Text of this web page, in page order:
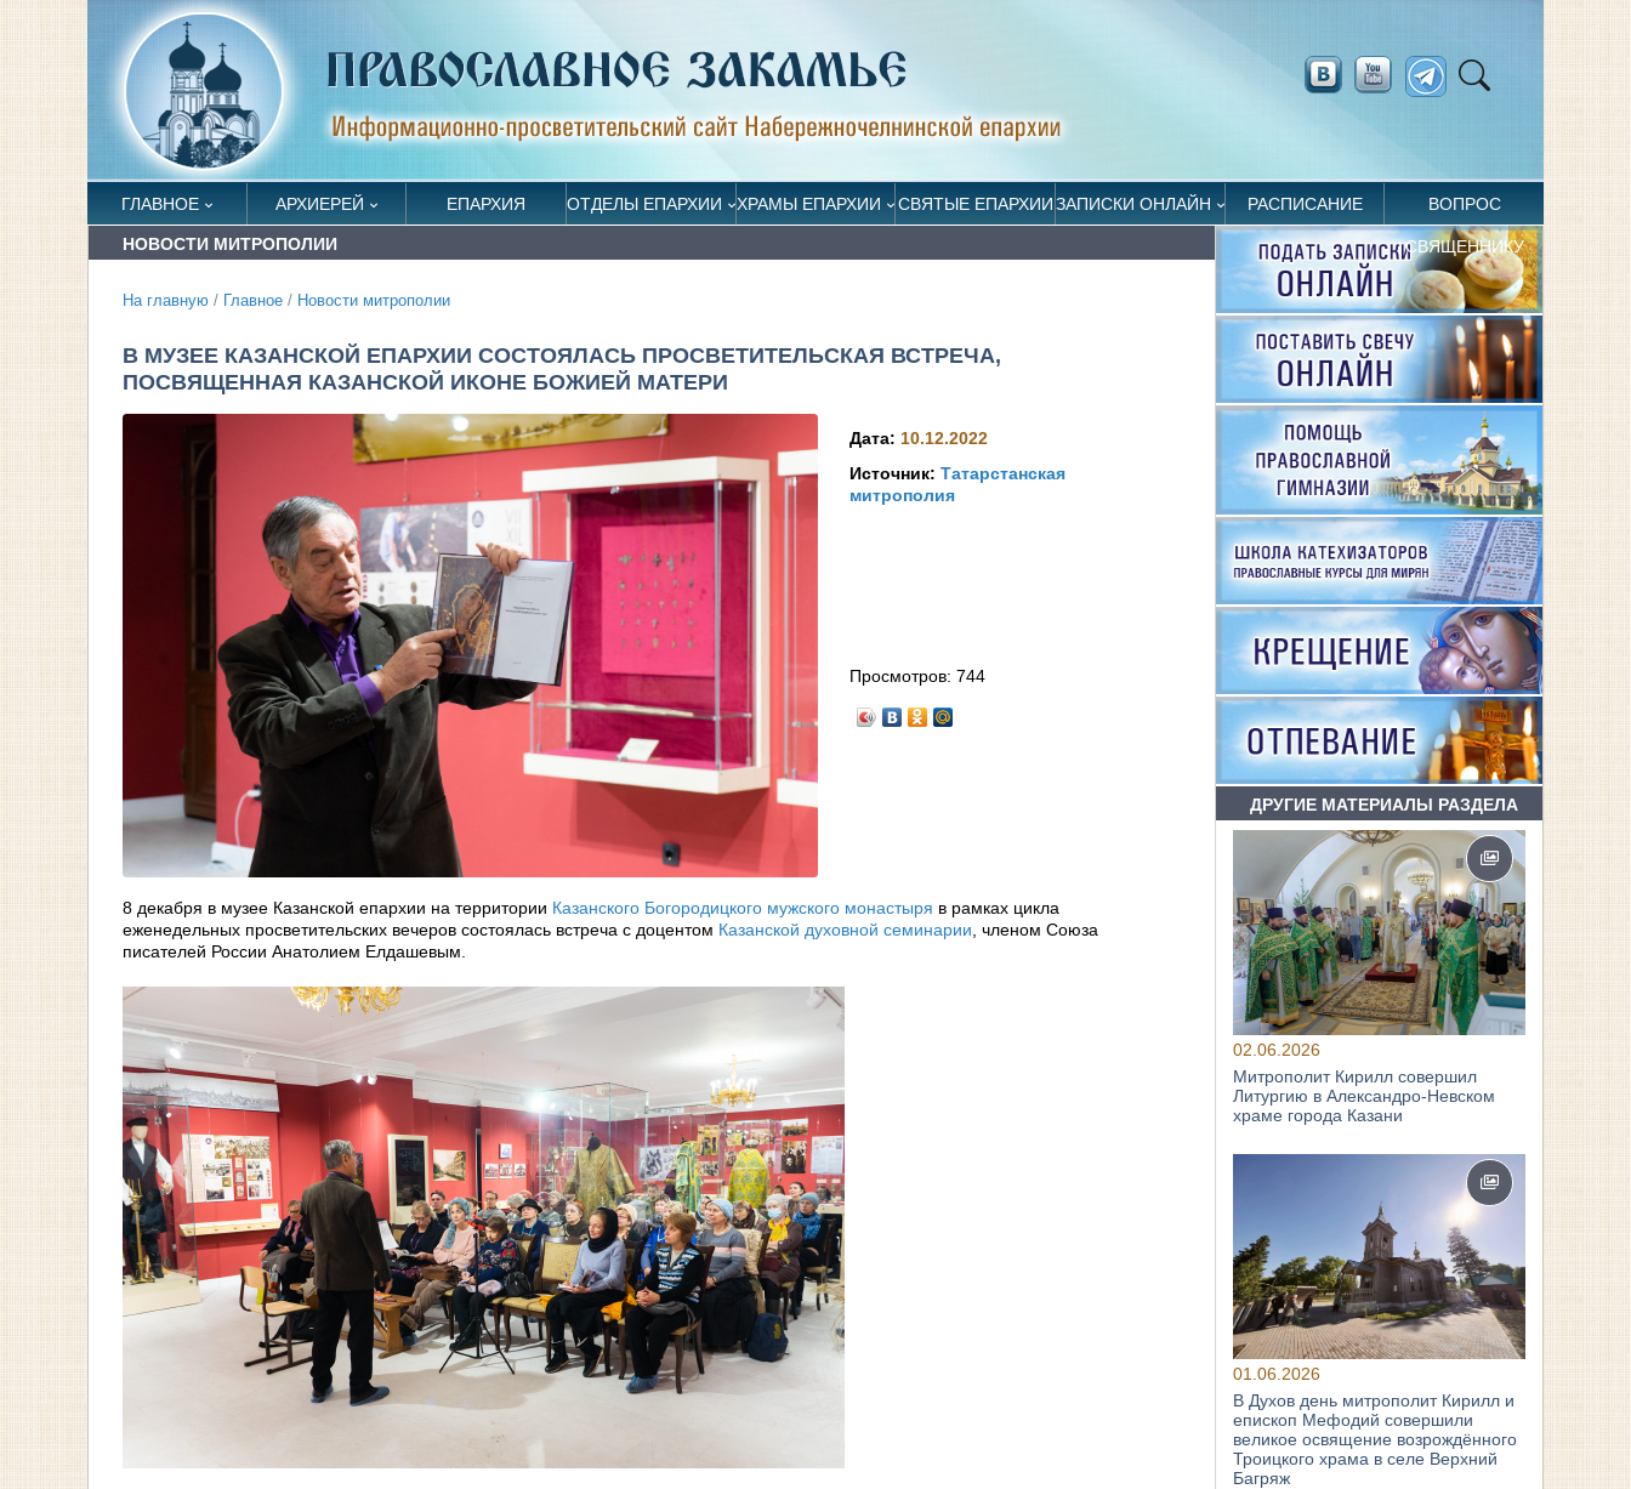
ГЛАВНОЕ АРХИЕРЕЙ ЕПАРХИЯ ОТДЕЛЫ ЕПАРХИИ ХРАМЫ ЕПАРХИИ СВЯТЫЕ ЕПАРХИИЗАПИСКИ ОНЛАЙН РАСПИСАНИЕ ВОПРОС
СВЯЩЕННИКУ
НОВОСТИ МИТРОПОЛИИ
На главную / Главное / Новости митрополии
В МУЗЕЕ КАЗАНСКОЙ ЕПАРХИИ СОСТОЯЛАСЬ ПРОСВЕТИТЕЛЬСКАЯ ВСТРЕЧА,
ПОСВЯЩЕННАЯ КАЗАНСКОЙ ИКОНЕ БОЖИЕЙ МАТЕРИ
Дата: 10.12.2022
Источник:Татарстанская
митрополия
Просмотров:744
8 декабря в музее Казанской епархии на территории Казанского Богородицкого мужского монастыря в рамках цикла
еженедельных просветительских вечеров состоялась встреча с доцентом Казанской духовной семинарии , членом Союза
писателей России Анатолием Елдашевым.
ДРУГИЕ МАТЕРИАЛЫ РАЗДЕЛА
02.06.2026
Митрополит Кирилл совершил
Литургию в Александро-Невском
храме города Казани
01.06.2026
В Духов день митрополит Кирилл и
епископ Мефодий совершили
великое освящение возрождённого
Троицкого храма в селе Верхний
Багряж